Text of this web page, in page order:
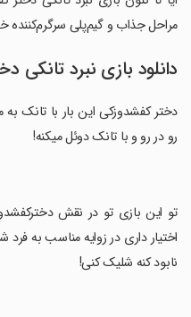
مراحل جذاب و گیم‌پلی سرگرم‌کننده
دانلود بازی نبرد تانکی
دختر کفشدوزکی این بار با تانک
رو در رو و با تانک دوئل میکنه!
‏تو این بازی تو در نقش
اختیار داری در زوایه مناسب به فرد
نابود کنه شلیک کنی!